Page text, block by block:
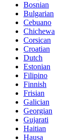
Bosnian
Bulgarian
Cebuano
Chichewa
Corsican
Croatian
Dutch
Estonian
Filipino
Finnish
Frisian
Galician
Georgian
Gujarati
Haitian
Hausa